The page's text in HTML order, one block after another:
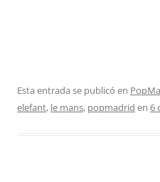
Esta entrada se publicó en
elefant, le mans, popmadrid en 6